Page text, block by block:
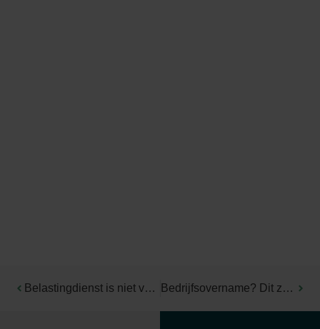
Belastingdienst is niet verplicht jaarlijks papieren aangiftebiljet toe te sturen Bedrijfsovername? Dit zijn de belangrijkste fiscale aandachtspunten